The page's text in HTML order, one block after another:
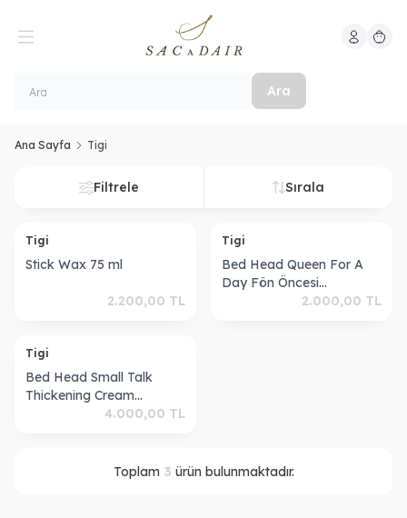
Ara
Hesabım
Ana Sayfa Tigi
Filtrele Sırala
Tigi
Stick Wax 75 ml
2.200,00 TL
Tigi
Bed Head Queen For A
Day Fön Öncesi
Hacimlendirici Sprey
2.000,00 TL
Tigi
Bed Head Small Talk
Thickening Cream
Şekillendirici 240 ml
4.000,00 TL
Toplam 3 ürün bulunmaktadır.